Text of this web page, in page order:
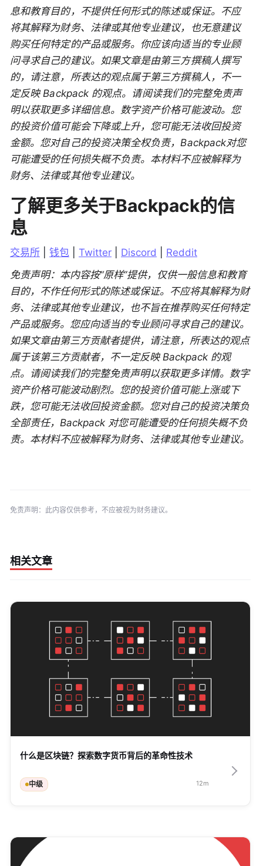
息和教育目的，不提供任何形式的陈述或保证。不应
将其解释为财务、法律或其他专业建议，也无意建议
购买任何特定的产品或服务。你应该向适当的专业顾
问寻求自己的建议。如果文章是由第三方撰稿人撰写
的，请注意，所表达的观点属于第三方撰稿人，不一
定反映 Backpack 的观点。请阅读我们的完整免责声
明以获取更多详细信息。数字资产价格可能波动。您
的投资价值可能会下降或上升，您可能无法收回投资
金额。您对自己的投资决策全权负责，Backpack对您
可能遭受的任何损失概不负责。本材料不应被解释为
财务、法律或其他专业建议。
了解更多关于Backpack的信
息
交易所 钱包 Twitter Discord
Reddit
免责声明：本内容按“原样”提供，仅供一般信息和教育
目的，不作任何形式的陈述或保证。不应将其解释为财
务、法律或其他专业建议，也不旨在推荐购买任何特定
产品或服务。您应向适当的专业顾问寻求自己的建议。
如果文章由第三方贡献者提供，请注意，所表达的观点
属于该第三方贡献者，不一定反映 Backpack 的观
点。请阅读我们的完整免责声明以获取更多详情。数字
资产价格可能波动剧烈。您的投资价值可能上涨或下
跌，您可能无法收回投资金额。您对自己的投资决策负
全部责任，Backpack 对您可能遭受的任何损失概不负
责。本材料不应被解释为财务、法律或其他专业建议。
免责声明：此内容仅供参考，不应被视为财务建议。
相关文章
什么是区块链？探索数字货币背后的革命性技术
中级 12m